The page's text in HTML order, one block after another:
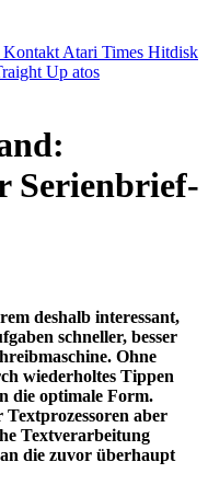
Kontakt Atari Times Hitdisk
Up atos
Serienbrief-
deshalb interessant,
schneller, besser
Ohne
wiederholtes Tippen
die optimale Form.
aber
Textverarbeitung
die zuvor überhaupt